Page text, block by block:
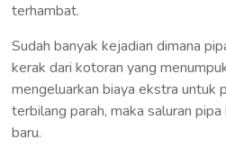
terhambat.
Sudah banyak kejadian dimana
kerak dari kotoran yang
mengeluarkan biaya ekstra untuk
terbilang parah, maka saluran
baru.